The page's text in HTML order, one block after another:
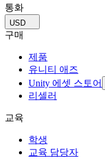
매장 및 D2C 전반에 걸
수익화
Unity로 광고하세요
활용 부문
모바일 게임
Unity로 모바일 히트작
인디 게임
소규모 팀으로 대작 게
데모, 샘플 및 빌딩 블록
모든 리소스
새로운 기능
블로그
업데이트, 정보, 기술 팁
뉴스
교육 효율 극대화
교육 라이선스
자격증
Unity 숙련도를 입증하
통화
USD
구매
제품
유니티 애즈
Unity 에셋 스토어
리셀러
교육
학생
교육 담당자